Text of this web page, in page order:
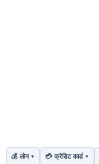
💰 लोन 💳 क्रेडिट कार्ड